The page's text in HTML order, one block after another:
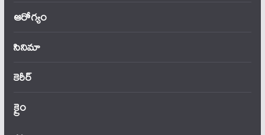
ఆరోగ్యం
సినిమా
కెరీర్
క్రైం